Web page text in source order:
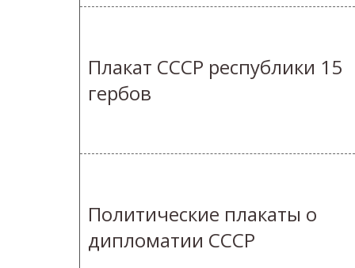
Плакат СССР республики 15
гербов
Политические плакаты о
дипломатии СССР